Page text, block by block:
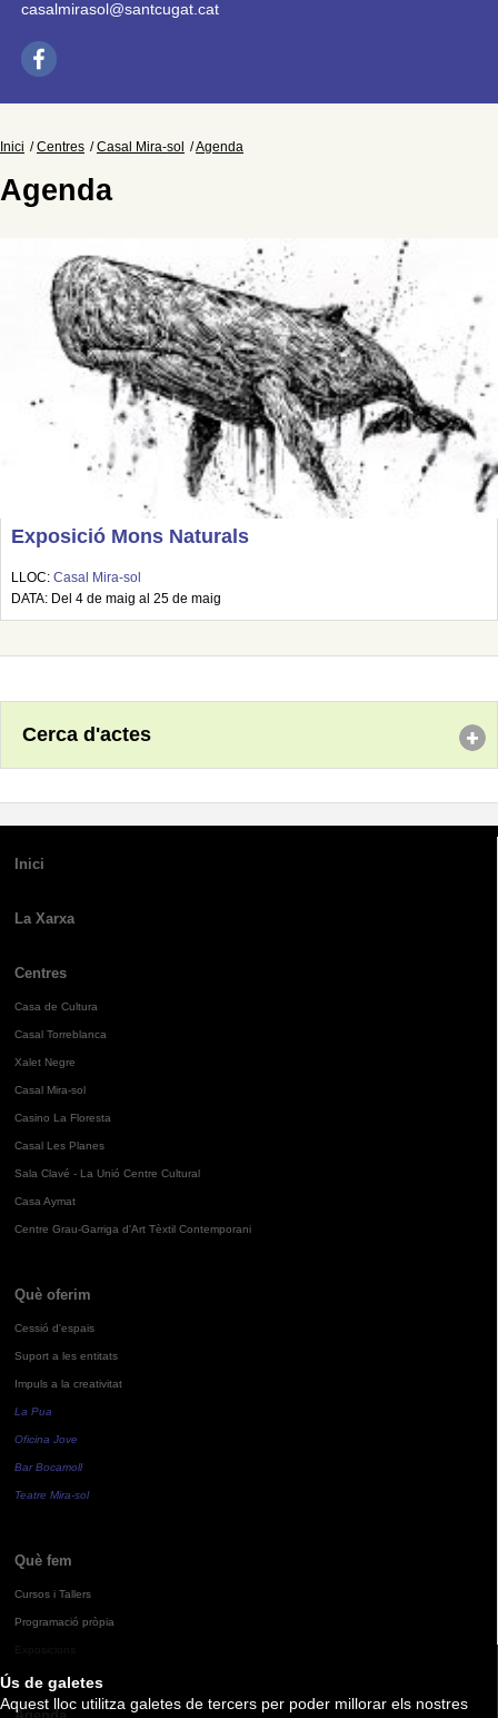
Ús de galetes
Aquest lloc utilitza galetes de tercers per poder millorar els nostres
casalmirasol@santcugat.cat
Inici Centres Casal Mira-sol Agenda
Agenda
Exposició Mons Naturals
LLOC: Casal Mira-sol
DATA: Del 4 de maig al 25 de maig
Cerca d'actes
Inici
La Xarxa
Centres
Casa de Cultura
Casal Torreblanca
Xalet Negre
Casal Mira-sol
Casino La Floresta
Casal Les Planes
Sala Clavé - La Unió Centre Cultural
Casa Aymat
Centre Grau-Garriga d'Art Tèxtil Contemporani
Què oferim
Cessió d'espais
Suport a les entitats
Impuls a la creativitat
La Pua
Oficina Jove
Bar Bocamoll
Teatre Mira-sol
Què fem
Cursos i Tallers
Programació pròpia